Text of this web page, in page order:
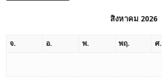
สิงหาคม 2026
จ. อ. พ. พฤ. ศ.